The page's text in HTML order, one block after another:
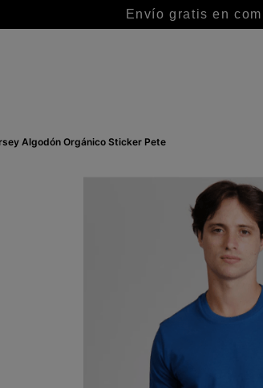
Envío gratis en
Algodón Orgánico Sticker Pete
chaleco
4. remeras
. pantalon
buzo